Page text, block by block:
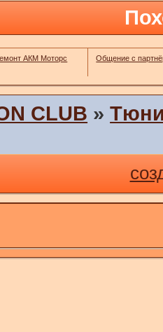
АКМ Моторс
Общение с
CLUB »